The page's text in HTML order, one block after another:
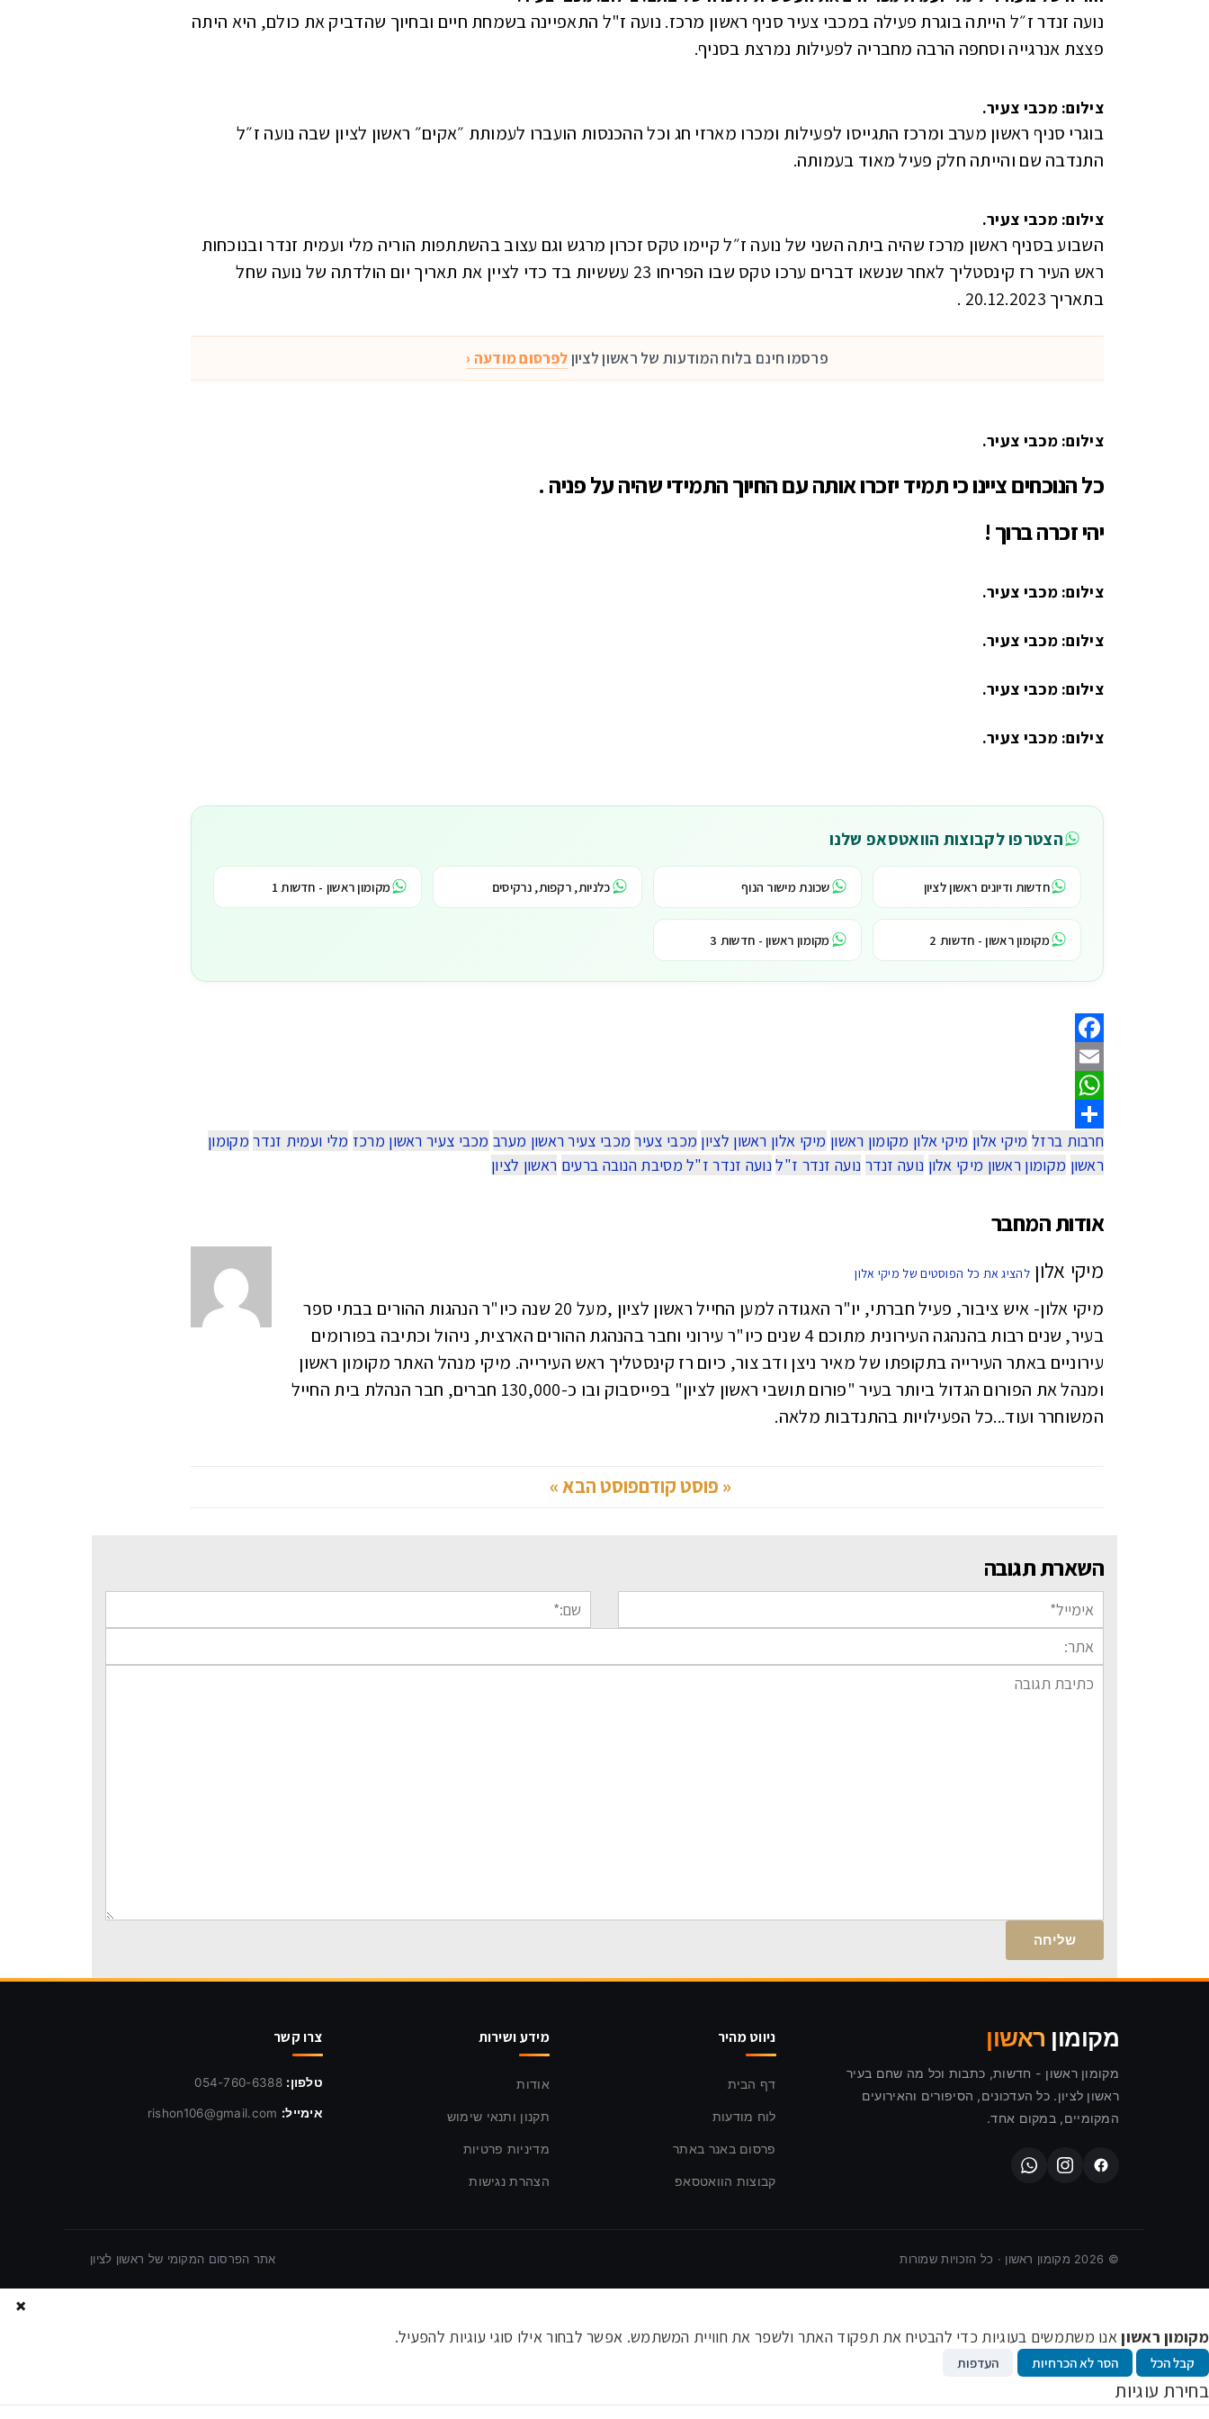
נועה זנדר ז״ל הייתה בוגרת פעילה במכבי צעיר סניף ראשון מרכז. נועה ז"ל התאפיינה בשמחת חיים ובחיוך שהדביק את כולם, היא היתה
פצצת אנרגייה וסחפה הרבה מחבריה לפעילות נמרצת בסניף.
צילום: מכבי צעיר.
בוגרי סניף ראשון מערב ומרכז התגייסו לפעילות ומכרו מארזי חג וכל ההכנסות הועברו לעמותת ״אקים״ ראשון לציון שבה נועה ז״ל
התנדבה שם והייתה חלק פעיל מאוד בעמותה.
צילום: מכבי צעיר.
השבוע בסניף ראשון מרכז שהיה ביתה השני של נועה ז״ל קיימו טקס זכרון מרגש וגם עצוב בהשתתפות הוריה מלי ועמית זנדר ובנוכחות
ראש העיר רז קינסטליך לאחר שנשאו דברים ערכו טקס שבו הפריחו 23 עששיות בד כדי לציין את תאריך יום הולדתה של נועה שחל
בתאריך 20.12.2023 .
פרסמו חינם בלוח המודעות של ראשון לציוןלפרסום מודעה ‹
צילום: מכבי צעיר.
כל הנוכחים ציינו כי תמיד יזכרו אותה עם החיוך התמידי שהיה על פניה .
יהי זכרה ברוך !
צילום: מכבי צעיר.
צילום: מכבי צעיר.
צילום: מכבי צעיר.
צילום: מכבי צעיר.
הצטרפו לקבוצות הוואטסאפ שלנו
חדשות ודיונים ראשון לציון שכונת מישור הנוף כלניות, רקפות, נרקיסים מקומון ראשון - חדשות 1
מקומון ראשון - חדשות 2 מקומון ראשון - חדשות 3
Facebook
Email
WhatsApp
Share
חרבות ברזל מיקי אלון מיקי אלון מקומון ראשון מיקי אלון ראשון לציון מכבי צעיר מכבי צעיר ראשון מערב מכבי צעיר ראשון מרכז מלי ועמית זנדר מקומון
ראשון מקומון ראשון מיקי אלון נועה זנדר נועה זנדר ז"ל נועה זנדר ז"ל מסיבת הנובה ברעים ראשון לציון
אודות המחבר
מיקי אלון להציג את כל הפוסטים של מיקי אלון
מיקי אלון- איש ציבור, פעיל חברתי, יו"ר האגודה למען החייל ראשון לציון ,מעל 20 שנה כיו"ר הנהגות ההורים בבתי ספר
בעיר, שנים רבות בהנהגה העירונית מתוכם 4 שנים כיו"ר עירוני וחבר בהנהגת ההורים הארצית, ניהול וכתיבה בפורומים
עירוניים באתר העירייה בתקופתו של מאיר ניצן ודב צור, כיום רז קינסטליך ראש העירייה. מיקי מנהל האתר מקומון ראשון
ומנהל את הפורום הגדול ביותר בעיר "פורום תושבי ראשון לציון" בפייסבוק ובו כ-130,000 חברים, חבר הנהלת בית החייל
המשוחרר ועוד...כל הפעילויות בהתנדבות מלאה.
« פוסט קודםפוסט הבא »
השארת תגובה
שם:* אימייל*אתר:
תגובה
מקומון ראשון
מקומון ראשון - חדשות, כתבות וכל מה שחם בעיר
ראשון לציון. כל העדכונים, הסיפורים והאירועים
המקומיים, במקום אחד.
ניווט מהיר
דף הבית
לוח מודעות
פרסום באנר באתר
קבוצות הוואטסאפ
מידע ושירות
אודות
תקנון ותנאי שימוש
מדיניות פרטיות
הצהרת נגישות
צרו קשר
טלפון: 054-760-6388
אימייל: rishon106@gmail.com
©
2026 מקומון ראשון · כל הזכויות שמורות אתר הפרסום המקומי של ראשון לציון
×
מקומון ראשוןאנו משתמשים בעוגיות כדי להבטיח את תפקוד האתר ולשפר את חוויית המשתמש. אפשר לבחור אילו סוגי עוגיות להפעיל.
קבל הכל הסר לא הכרחיות העדפות
בחירת עוגיות